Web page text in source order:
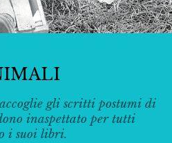
gli scritti postumi di
inaspettato per tutti
i suoi libri.